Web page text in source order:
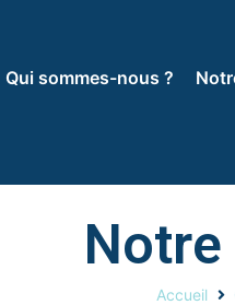
Qui sommes-nous ?
Accueil